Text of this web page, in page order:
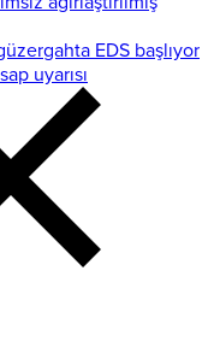
EDS başlıyor
uyarısı